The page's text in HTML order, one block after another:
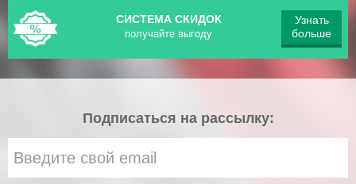
СИСТЕМА СКИДОК
получайте выгоду
Узнать
больше
Подписаться на рассылку: